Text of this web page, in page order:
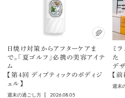
日焼け対策からアフターケアま
で。「夏ゴルフ」必携の美容アイテ
ム
【第4回 ディプティックのボディジ
ェル】
週末の過ごし方 2026.08.05
ミ
た
デ
【前
週末